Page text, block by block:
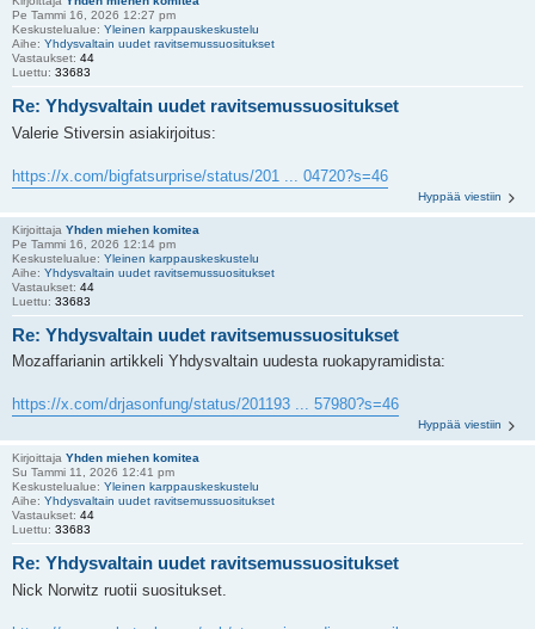
Pe Tammi 16, 2026 12:27 pm
Keskustelualue: Yleinen karppauskeskustelu
Aihe: Yhdysvaltain uudet ravitsemussuositukset
Vastaukset: 44
Luettu: 33683
Re: Yhdysvaltain uudet ravitsemussuositukset
Valerie Stiversin asiakirjoitus:
https://x.com/bigfatsurprise/status/201 ... 04720?s=46
Hyppää viestiin
Kirjoittaja Yhden miehen komitea
Pe Tammi 16, 2026 12:14 pm
Keskustelualue: Yleinen karppauskeskustelu
Aihe: Yhdysvaltain uudet ravitsemussuositukset
Vastaukset: 44
Luettu: 33683
Re: Yhdysvaltain uudet ravitsemussuositukset
Mozaffarianin artikkeli Yhdysvaltain uudesta ruokapyramidista:
https://x.com/drjasonfung/status/201193 ... 57980?s=46
Hyppää viestiin
Kirjoittaja Yhden miehen komitea
Su Tammi 11, 2026 12:41 pm
Keskustelualue: Yleinen karppauskeskustelu
Aihe: Yhdysvaltain uudet ravitsemussuositukset
Vastaukset: 44
Luettu: 33683
Re: Yhdysvaltain uudet ravitsemussuositukset
Nick Norwitz ruotii suositukset.